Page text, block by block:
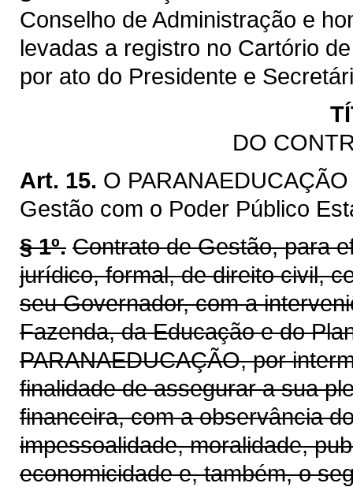
Conselho de Administração e
levadas a registro no Cartório
por ato do Presidente e
DO
Art. 15. O
Gestão com o Poder Público
§ 1º. Contrato de Gestão, para
jurídico, formal, de direito civil,
seu Governador, com a
Fazenda, da Educação e do
PARANAEDUCAÇÃO, por
finalidade de assegurar a sua
financeira, com a observância
impessoalidade, moralidade,
economicidade e, também, o